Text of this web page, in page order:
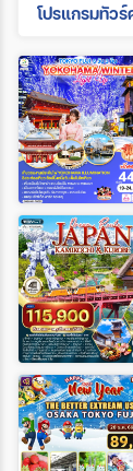
โปรแกรมทัว